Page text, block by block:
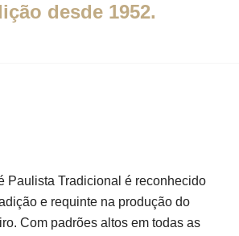
desde 1952.
Paulista Tradicional é reconhecido
e requinte na produção do
Com padrões altos em todas as